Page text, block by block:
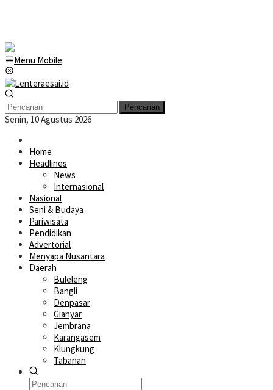
Menu Mobile
Pencarian
Senin, 10 Agustus 2026
Home
Headlines
News
Internasional
Nasional
Seni & Budaya
Pariwisata
Pendidikan
Advertorial
Menyapa Nusantara
Daerah
Buleleng
Bangli
Denpasar
Gianyar
Jembrana
Karangasem
Klungkung
Tabanan